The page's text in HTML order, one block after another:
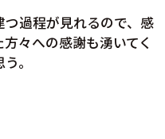
過程が見れるので、感
々への感謝も湧いてく
。